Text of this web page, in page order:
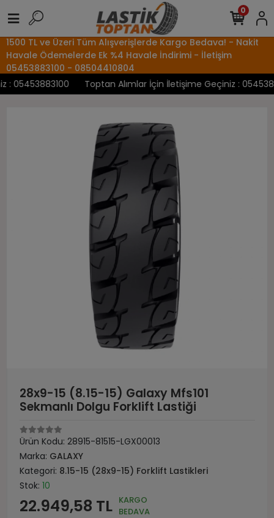
1500 TL ve Üzeri Tüm Alışverişlerde Kargo Bedava! - Nakit
Havale Ödemelerde Ek %4 Havale İndirimi - İletişim
05453883100 - 08504410804
Toptan Alımlar İçin İletişime Geçiniz :
0
28x9-15 (8.15-15) Galaxy Mfs101
Sekmanlı Dolgu Forklift Lastiği
Ürün Kodu: 28915-81515-LGX00013
Marka: GALAXY
Kategori: 8.15-15 (28x9-15) Forklift Lastikleri
Stok: 10
22.949,58 TL KARGO
BEDAVA